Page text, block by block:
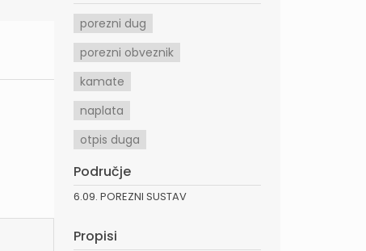
porezni dug
porezni obveznik
kamate
naplata
otpis duga
Područje
6.09. POREZNI SUSTAV
Propisi